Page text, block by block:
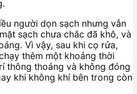
người dọn sạch nhưng vẫn
sạch chưa chắc đã khô, và
Vì vậy, sau khi cọ rửa,
thêm một khoảng thời
thông thoáng và không đóng
khi không khí bên trong còn